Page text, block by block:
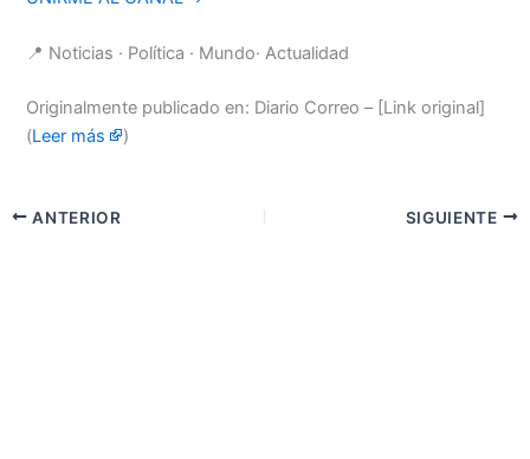
📍 Noticias · Política · Mundo· Actualidad
Originalmente publicado en: Diario Correo – [Link original]
(Leer más )
ANTERIOR SIGUIENTE